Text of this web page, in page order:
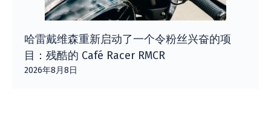
哈雷戴维森重新启动了一个令粉丝兴奋的项
目：残酷的 Café Racer RMCR
2026年8月8日